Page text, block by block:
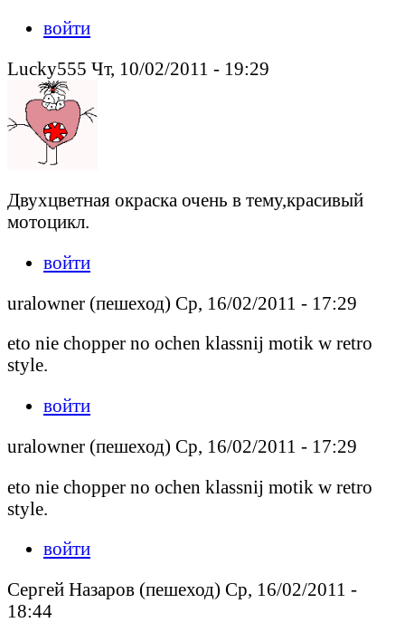
войти
Lucky555 Чт, 10/02/2011 - 19:29
Двухцветная окраска очень в тему,красивый
мотоцикл.
войти
uralowner (пешеход) Ср, 16/02/2011 - 17:29
eto nie chopper no ochen klassnij motik w retro
style.
войти
uralowner (пешеход) Ср, 16/02/2011 - 17:29
eto nie chopper no ochen klassnij motik w retro
style.
войти
Сергей Назаров (пешеход) Ср, 16/02/2011 -
18:44